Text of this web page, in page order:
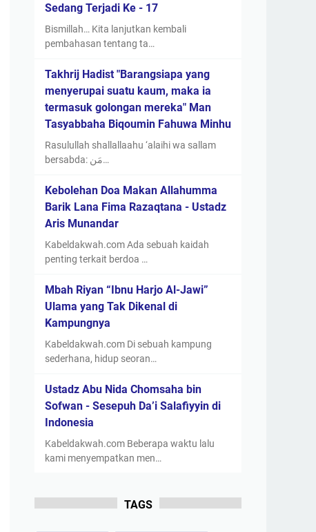
Sedang Terjadi Ke - 17
Bismillah… Kita lanjutkan kembali
pembahasan tentang ta…
Takhrij Hadist "Barangsiapa yang
menyerupai suatu kaum, maka ia
termasuk golongan mereka" Man
Tasyabbaha Biqoumin Fahuwa Minhu
Rasulullah shallallaahu ‘alaihi wa sallam
bersabda: مَن…
Kebolehan Doa Makan Allahumma
Barik Lana Fima Razaqtana - Ustadz
Aris Munandar
Kabeldakwah.com Ada sebuah kaidah
penting terkait berdoa …
Mbah Riyan “Ibnu Harjo Al-Jawi”
Ulama yang Tak Dikenal di
Kampungnya
Kabeldakwah.com Di sebuah kampung
sederhana, hidup seoran…
Ustadz Abu Nida Chomsaha bin
Sofwan - Sesepuh Da’i Salafiyyin di
Indonesia
Kabeldakwah.com Beberapa waktu lalu
kami menyempatkan men…
TAGS